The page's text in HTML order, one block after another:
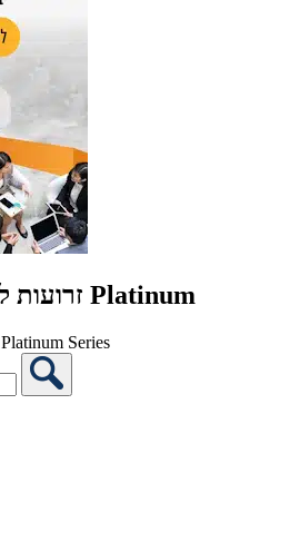
זרועות למסכי מחשב סדרת Platinum
זרוע ל- 3 מסכי מחשב Platinum Series